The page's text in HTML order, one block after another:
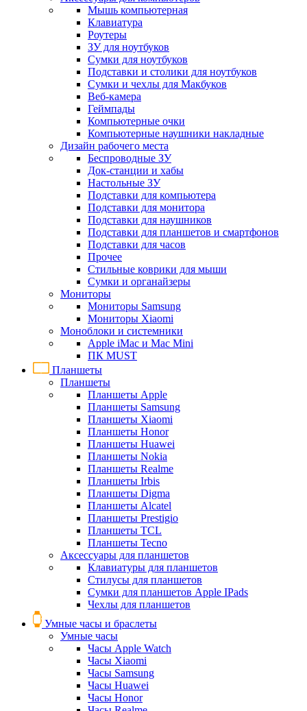
Мышь компьютерная
Клавиатура
Роутеры
ЗУ для ноутбуков
Сумки для ноутбуков
Подставки и столики для ноутбуков
Сумки и чехлы для Макбуков
Веб-камера
Геймпады
Компьютерные очки
Компьютерные наушники накладные
Дизайн рабочего места
Беспроводные ЗУ
Док-станции и хабы
Настольные ЗУ
Подставки для компьютера
Подставки для монитора
Подставки для наушников
Подставки для планшетов и смартфонов
Подставки для часов
Прочее
Стильные коврики для мыши
Сумки и органайзеры
Мониторы
Мониторы Samsung
Мониторы Xiaomi
Моноблоки и системники
Apple iMac и Mac Mini
ПК MUST
Планшеты
Планшеты
Планшеты Apple
Планшеты Samsung
Планшеты Xiaomi
Планшеты Honor
Планшеты Huawei
Планшеты Nokia
Планшеты Realme
Планшеты Irbis
Планшеты Digma
Планшеты Alcatel
Планшеты Prestigio
Планшеты TCL
Планшеты Tecno
Аксессуары для планшетов
Клавиатуры для планшетов
Стилусы для планшетов
Сумки для планшетов Apple IPads
Чехлы для планшетов
Умные часы и браслеты
Умные часы
Часы Apple Watch
Часы Xiaomi
Часы Samsung
Часы Huawei
Часы Honor